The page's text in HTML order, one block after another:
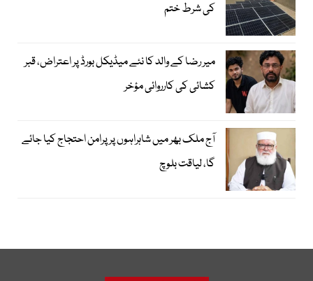
کی شرط ختم
میر رضا کے والد کا نئے میڈیکل بورڈ پر اعتراض، قبر
کشائی کی کارروائی مؤخر
آج ملک بھر میں شاہراہوں پر پرامن احتجاج کیا جائے
گا، لیاقت بلوچ